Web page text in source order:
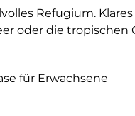
Refugium.
oder die
für Erwachsene